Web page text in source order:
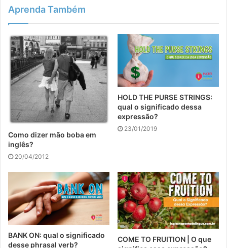
Aprenda Também
Como dizer mão boba em
inglês?
20/04/2012
HOLD THE PURSE STRINGS:
qual o significado dessa
expressão?
23/01/2019
BANK ON: qual o significado
desse phrasal verb?
COME TO FRUITION | O que